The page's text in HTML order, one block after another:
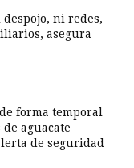
ni redes,
asegura
forma temporal
aguacate
de seguridad